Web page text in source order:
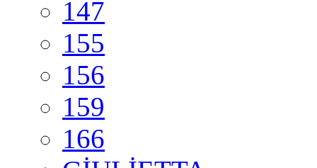
147
155
156
159
166